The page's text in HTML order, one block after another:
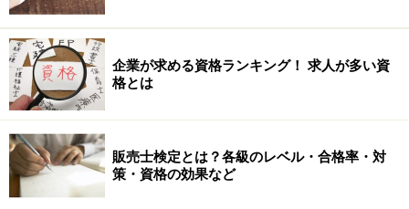
ニャンチャロフ
ム監査技術者」が仕事に直結した資格であり、まず取り
たかった資格です。ただ、学習スケジュールの関係で
「電気通信主任技術者」が先になりました。ですので、
この順番には、特別な意味はありません。
3つ目の「弁理士」ですが、私が弁理士資格の取得を考
えた当時、ちょうどビジネスモデル特許が世間を騒がし
企業が求める資格ランキング！ 求人が多い資
格とは
販売士検定とは？各級のレベル・合格率・対
策・資格の効果など